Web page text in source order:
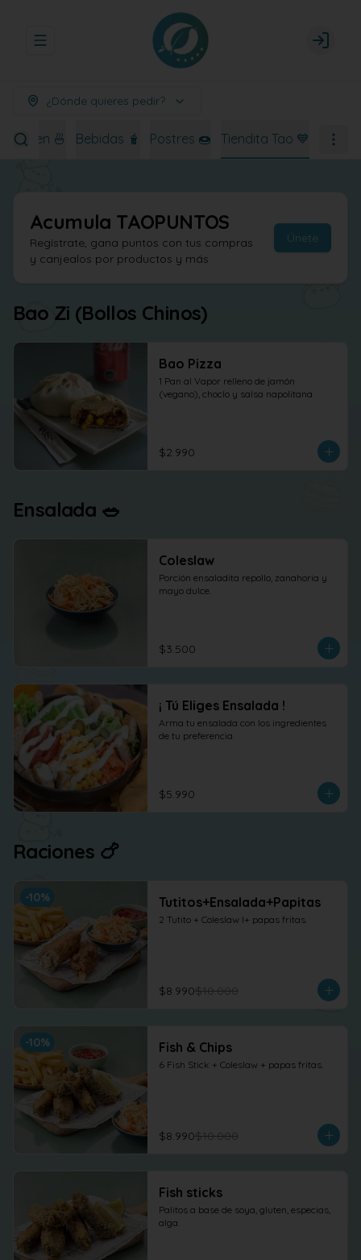
Abrir menu de navegación Login
¿Dónde quieres pedir?
Ramen 🍜 Bebidas 🧋 Postres 🍩 Tiendita Tao 💙
Acumula TAOPUNTOS
Regístrate, gana puntos con tus compras
y canjealos por productos y más
Únete
Bao Zi (Bollos Chinos)
Bao Pizza
1 Pan al Vapor relleno de jamón
(vegano), choclo y salsa napolitana
$2.990
Ensalada 🥗
Coleslaw
Porción ensaladita repollo, zanahoria y
mayo dulce.
$3.500
¡ Tú Eliges Ensalada !
Arma tu ensalada con los ingredientes
de tu preferencia
$5.990
Raciones 🍗
-10% Tutitos+Ensalada+Papitas
2 Tutito + Coleslaw l+ papas fritas.
$8.990$10.000
-10% Fish & Chips
6 Fish Stick + Coleslaw + papas fritas.
$8.990$10.000
Fish sticks
Palitos a base de soya, gluten, especias,
alga.